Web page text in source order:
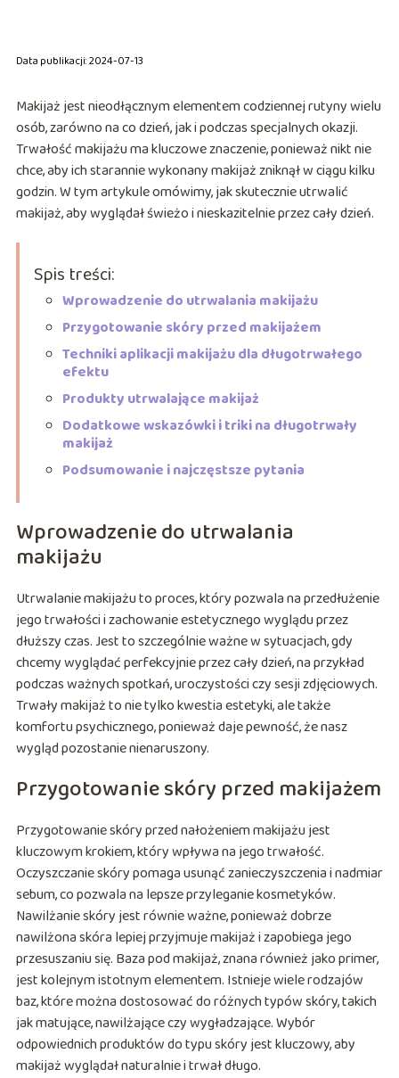
Data publikacji: 2024-07-13
Makijaż jest nieodłącznym elementem codziennej rutyny wielu
osób, zarówno na co dzień, jak i podczas specjalnych okazji.
Trwałość makijażu ma kluczowe znaczenie, ponieważ nikt nie
chce, aby ich starannie wykonany makijaż zniknął w ciągu kilku
godzin. W tym artykule omówimy, jak skutecznie utrwalić
makijaż, aby wyglądał świeżo i nieskazitelnie przez cały dzień.
Spis treści:
Wprowadzenie do utrwalania makijażu
Przygotowanie skóry przed makijażem
Techniki aplikacji makijażu dla długotrwałego
efektu
Produkty utrwalające makijaż
Dodatkowe wskazówki i triki na długotrwały
makijaż
Podsumowanie i najczęstsze pytania
Wprowadzenie do utrwalania
makijażu
Utrwalanie makijażu to proces, który pozwala na przedłużenie
jego trwałości i zachowanie estetycznego wyglądu przez
dłuższy czas. Jest to szczególnie ważne w sytuacjach, gdy
chcemy wyglądać perfekcyjnie przez cały dzień, na przykład
podczas ważnych spotkań, uroczystości czy sesji zdjęciowych.
Trwały makijaż to nie tylko kwestia estetyki, ale także
komfortu psychicznego, ponieważ daje pewność, że nasz
wygląd pozostanie nienaruszony.
Przygotowanie skóry przed makijażem
Przygotowanie skóry przed nałożeniem makijażu jest
kluczowym krokiem, który wpływa na jego trwałość.
Oczyszczanie skóry pomaga usunąć zanieczyszczenia i nadmiar
sebum, co pozwala na lepsze przyleganie kosmetyków.
Nawilżanie skóry jest równie ważne, ponieważ dobrze
nawilżona skóra lepiej przyjmuje makijaż i zapobiega jego
przesuszaniu się. Baza pod makijaż, znana również jako primer,
jest kolejnym istotnym elementem. Istnieje wiele rodzajów
baz, które można dostosować do różnych typów skóry, takich
jak matujące, nawilżające czy wygładzające. Wybór
odpowiednich produktów do typu skóry jest kluczowy, aby
makijaż wyglądał naturalnie i trwał długo.